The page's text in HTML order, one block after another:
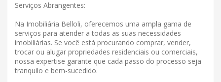
Serviços Abrangentes:
Na Imobiliária Belloli, oferecemos uma ampla gama de
serviços para atender a todas as suas necessidades
imobiliárias. Se você está procurando comprar, vender,
trocar ou alugar propriedades residenciais ou comerciais,
nossa expertise garante que cada passo do processo seja
tranquilo e bem-sucedido.